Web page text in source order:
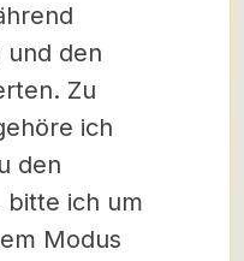
und den
Zu
ich
den
ich um
Modus